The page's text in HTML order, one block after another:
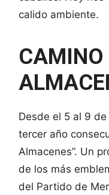
calido ambiente.
CAMINO
Desde el 5 al 9
tercer año
Almacenes”. Un
de los más
del Partido de